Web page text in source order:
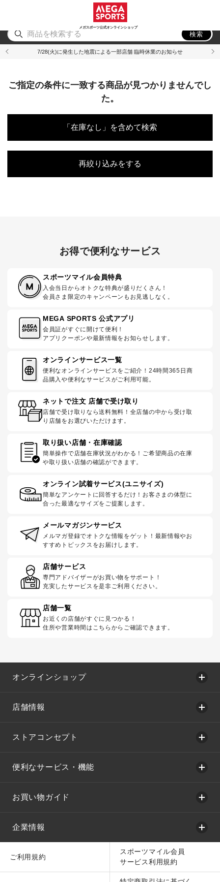
メガスポーツ公式オンラインショップ
アウトドア
検索
7/28(火)に発生した地震による一部店舗 臨時休業のお知らせ
ご指定の条件に一致する商品が見つかりませんでし
た。
「在庫なし」を含めて検索
再絞り込みをする
お得で便利なサービス
スポーツマイル会員特典
入会当日からオトクな特典が盛りだくさん！
会員さま限定のキャンペーンもお見逃しなく。
MEGA SPORTS 公式アプリ
会員証がすぐに開けて便利！
アプリクーポンや最新情報をお知らせします。
オンラインサービス一覧
便利なオンラインサービスをご紹介！24時間365日商
品購入や便利なサービスがご利用可能。
ネットで注文 店舗で受け取り
店舗で受け取りなら送料無料！全店舗の中から受け取
り店舗をお選びいただけます。
取り扱い店舗・在庫確認
簡単操作で店舗在庫状況がわかる！ご希望商品の在庫
や取り扱い店舗の確認ができます。
オンライン試着サービス(ユニサイズ)
簡単なアンケートに回答するだけ！お客さまの体型に
合った最適なサイズをご提案します。
メールマガジンサービス
メルマガ登録でオトクな情報をゲット！最新情報やお
すすめトピックスをお届けします。
店舗サービス
専門アドバイザーがお買い物をサポート！
充実したサービスを是非ご利用ください。
店舗一覧
お近くの店舗がすぐに見つかる！
住所や営業時間はこちらからご確認できます。
オンラインショップ
店舗情報
ストアコンセプト
便利なサービス・機能
お買い物ガイド
企業情報
ご利用規約
スポーツマイル会員
サービス利用規約